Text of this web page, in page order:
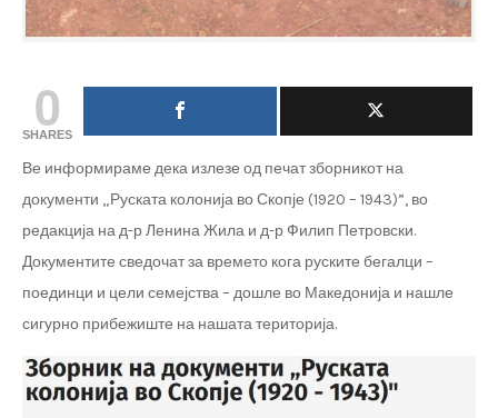
0
SHARES
Ве информираме дека излезе од печат зборникот на
документи „Руската колонија во Скопје (1920 – 1943)”, во
редакција на д-р Ленина Жила и д-р Филип Петровски.
Документите сведочат за времето кога руските бегалци –
поединци и цели семејства – дошле во Македонија и нашле
сигурно прибежиште на нашата територија.